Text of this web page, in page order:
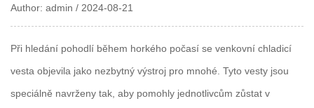
Author: admin / 2024-08-21
Při hledání pohodlí během horkého počasí se venkovní chladicí
vesta objevila jako nezbytný výstroj pro mnohé. Tyto vesty jsou
speciálně navrženy tak, aby pomohly jednotlivcům zůstat v